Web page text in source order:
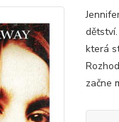
která
začne